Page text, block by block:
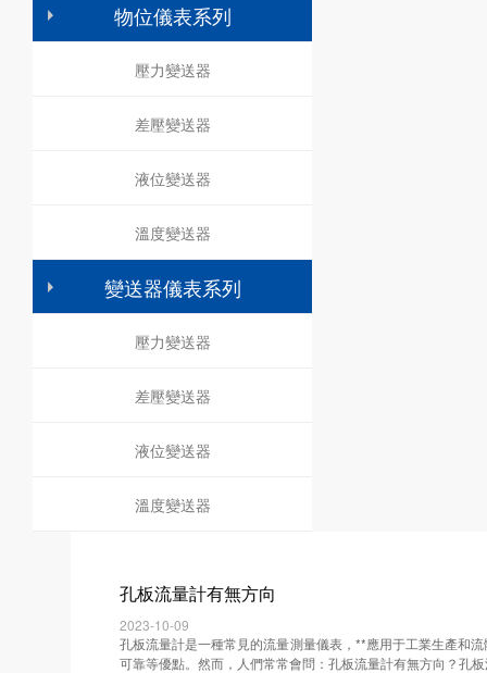
物位儀表系列
壓力變送器
差壓變送器
液位變送器
溫度變送器
變送器儀表系列
壓力變送器
差壓變送器
液位變送器
溫度變送器
孔板流量計有無方向
2023-10-09
孔板流量計是一種常見的流量測量儀表，**應用于工業生產和
可靠等優點。然而，人們常常會問：孔板流量計有無方向？孔板